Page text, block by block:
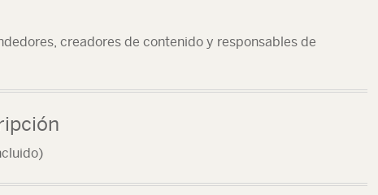
creadores de contenido y responsables de